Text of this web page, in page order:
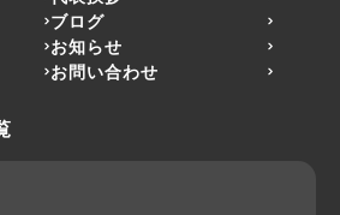
ブログ
お知らせ
お問い合わせ